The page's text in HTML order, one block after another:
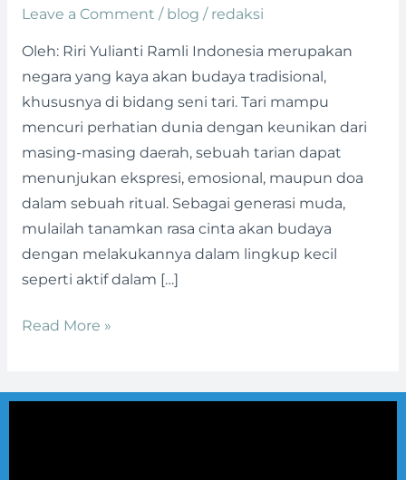
Leave a Comment / blog / redaksi
Oleh: Riri Yulianti Ramli Indonesia merupakan
negara yang kaya akan budaya tradisional,
khususnya di bidang seni tari. Tari mampu
mencuri perhatian dunia dengan keunikan dari
masing-masing daerah, sebuah tarian dapat
menunjukan ekspresi, emosional, maupun doa
dalam sebuah ritual. Sebagai generasi muda,
mulailah tanamkan rasa cinta akan budaya
dengan melakukannya dalam lingkup kecil
seperti aktif dalam […]
Read More »